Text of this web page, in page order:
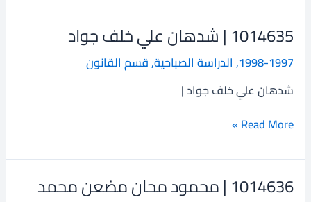
1014635 | شدهان علي خلف جواد
1998-1997
, الدراسة الصباحية,قسم القانون
شدهان علي خلف جواد |
1014635
شدهان
علي
خلف
جواد
Read More »
1014636 | محمود محان مضعن محمد
1014636